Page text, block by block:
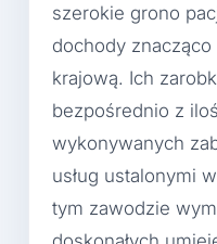
szerokie grono
dochody
krajową. Ich
bezpośrednio z
wykonywanych
usług ustalonymi
tym zawodzie